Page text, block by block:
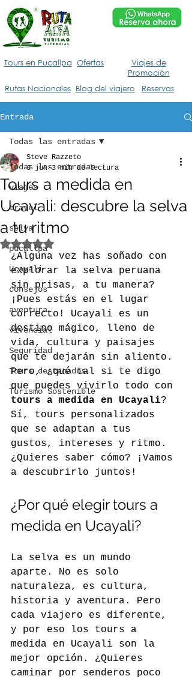
Tours en Pucallpa
Rutas Nacionales
Ofertas
Viajes de
Promoción
Blog del viajero
Reservas
Entrada
Todas las entradas
viajes
travel
selva
pucallpa
Ucayali
consejos
aventura
vivencial
Seguridad
Tours destacados
Turismo Sostenible
Todas las entradas
Tours a medida en
Ucayali: descubre la selva
a tu ritmo
Steve Razzeto
6 jun 3 min de lectura
Obtuvo NaN de 5 estrellas.
¿Alguna vez has soñado con
explorar la selva peruana
sin prisas, a tu manera?
¡Pues estás en el lugar
correcto! Ucayali es un
destino mágico, lleno de
vida, cultura y paisajes
que te dejarán sin aliento.
Pero, ¿qué tal si te digo
que puedes vivirlo todo con
tours a medida en Ucayali?
Sí, tours personalizados
que se adaptan a tus
gustos, intereses y ritmo.
¿Quieres saber cómo? ¡Vamos
a descubrirlo juntos!
¿Por qué elegir tours a
medida en Ucayali?
La selva es un mundo
aparte. No es solo
naturaleza, es cultura,
historia y aventura. Pero
cada viajero es diferente,
y por eso los tours a
medida en Ucayali son la
mejor opción. ¿Quieres
caminar por senderos poco